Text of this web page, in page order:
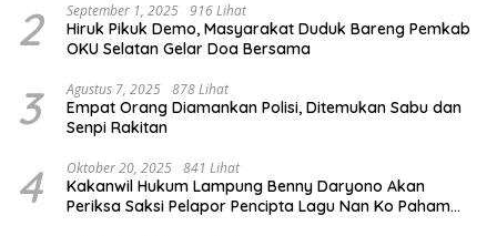
2 September 1, 2025 916 Lihat
Hiruk Pikuk Demo, Masyarakat Duduk Bareng Pemkab
OKU Selatan Gelar Doa Bersama
3 Agustus 7, 2025 878 Lihat
Empat Orang Diamankan Polisi, Ditemukan Sabu dan
Senpi Rakitan
4 Oktober 20, 2025 841 Lihat
Kakanwil Hukum Lampung Benny Daryono Akan
Periksa Saksi Pelapor Pencipta Lagu Nan Ko Paham